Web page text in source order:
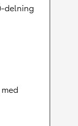
delning